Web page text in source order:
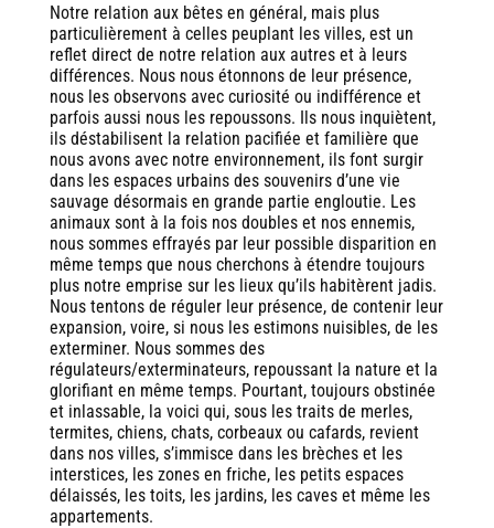
Notre relation aux bêtes en général, mais plus
particulièrement à celles peuplant les villes, est un
reflet direct de notre relation aux autres et à leurs
différences. Nous nous étonnons de leur présence,
nous les observons avec curiosité ou indifférence et
parfois aussi nous les repoussons. Ils nous inquiètent,
ils déstabilisent la relation pacifiée et familière que
nous avons avec notre environnement, ils font surgir
dans les espaces urbains des souvenirs d’une vie
sauvage désormais en grande partie engloutie. Les
animaux sont à la fois nos doubles et nos ennemis,
nous sommes effrayés par leur possible disparition en
même temps que nous cherchons à étendre toujours
plus notre emprise sur les lieux qu’ils habitèrent jadis.
Nous tentons de réguler leur présence, de contenir leur
expansion, voire, si nous les estimons nuisibles, de les
exterminer. Nous sommes des
régulateurs/exterminateurs, repoussant la nature et la
glorifiant en même temps. Pourtant, toujours obstinée
et inlassable, la voici qui, sous les traits de merles,
termites, chiens, chats, corbeaux ou cafards, revient
dans nos villes, s’immisce dans les brèches et les
interstices, les zones en friche, les petits espaces
délaissés, les toits, les jardins, les caves et même les
appartements.